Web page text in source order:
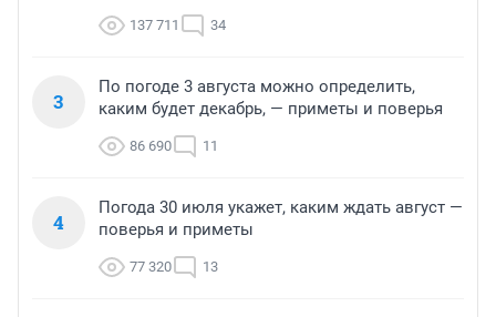
137 711 34
3
По погоде 3 августа можно определить,
каким будет декабрь, — приметы и поверья
86 690 11
4
Погода 30 июля укажет, каким ждать август —
поверья и приметы
77 320 13